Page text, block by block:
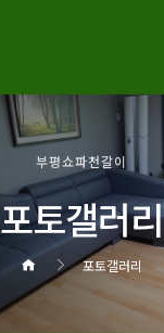
부평쇼파천갈이
포토갤러리
포토갤러리